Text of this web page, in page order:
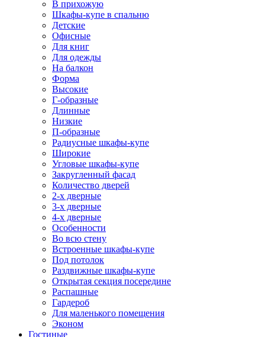
В прихожую
Шкафы-купе в спальню
Детские
Офисные
Для книг
Для одежды
На балкон
Форма
Высокие
Г-образные
Длинные
Низкие
П-образные
Радиусные шкафы-купе
Широкие
Угловые шкафы-купе
Закругленный фасад
Количество дверей
2-х дверные
3-х дверные
4-х дверные
Особенности
Во всю стену
Встроенные шкафы-купе
Под потолок
Раздвижные шкафы-купе
Открытая секция посередине
Распашные
Гардероб
Для маленького помещения
Эконом
Гостиные